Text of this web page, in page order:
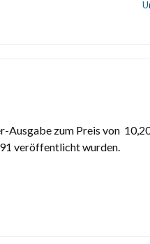
zum Preis von 
veröffentlicht wurden.